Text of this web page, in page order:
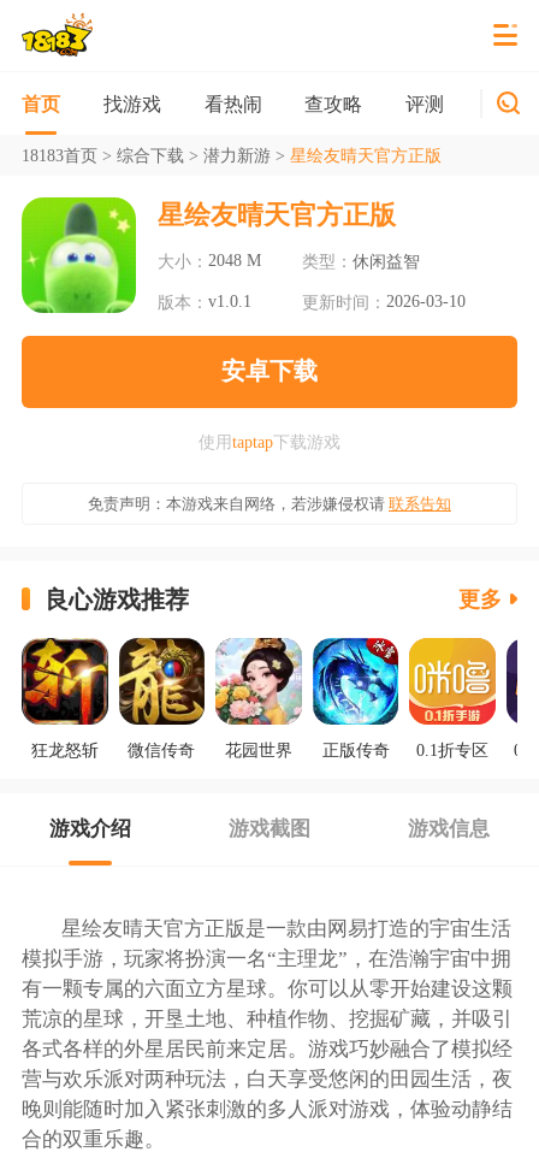
首页 找游戏 看热闹 查攻略 评测 新游
18183首页> 综合下载> 潜力新游> 星绘友晴天官方正版
星绘友晴天官方正版
大小：2048 M 类型： 休闲益智
版本：v1.0.1 更新时间： 2026-03-10
安卓下载
使用taptap下载游戏
免责声明：本游戏来自网络，若涉嫌侵权请 联系告知
良心游戏推荐 更多
狂龙怒斩 微信传奇 花园世界 正版传奇 0.1折专区
游戏介绍 游戏截图 游戏信息
星绘友晴天官方正版是一款由网易打造的宇宙生活
模拟手游，玩家将扮演一名“主理龙”，在浩瀚宇宙中拥
有一颗专属的六面立方星球。你可以从零开始建设这颗
荒凉的星球，开垦土地、种植作物、挖掘矿藏，并吸引
各式各样的外星居民前来定居。游戏巧妙融合了模拟经
营与欢乐派对两种玩法，白天享受悠闲的田园生活，夜
晚则能随时加入紧张刺激的多人派对游戏，体验动静结
合的双重乐趣。